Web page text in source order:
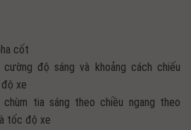
cốt
độ sáng và khoảng cách chiếu
xe
tia sáng theo chiều ngang theo
tốc độ xe